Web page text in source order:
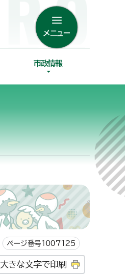
メニュー
市政情報
ページ番号1007125
大きな文字で印刷